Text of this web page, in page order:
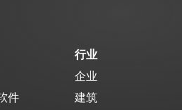
件
行业
企业
建筑